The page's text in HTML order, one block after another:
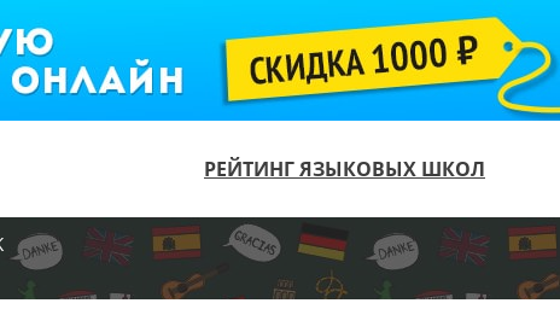
РЕЙТИНГ ЯЗЫКОВЫХ ШКОЛ